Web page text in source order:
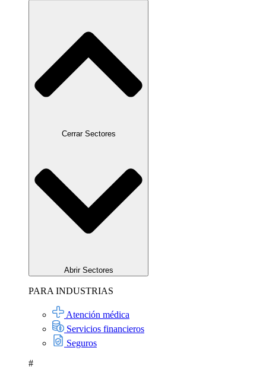
Cerrar Sectores
Abrir Sectores
PARA INDUSTRIAS
Atención médica
Servicios financieros
Seguros
#